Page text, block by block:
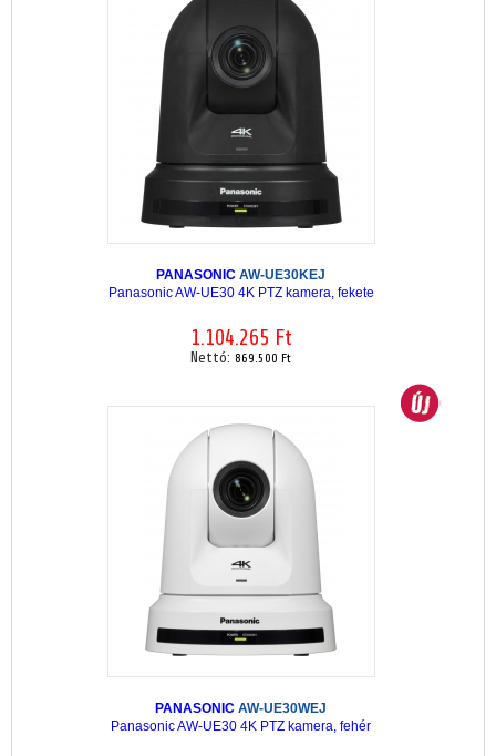
PANASONIC AW-UE30KEJ
Panasonic AW-UE30 4K PTZ kamera, fekete
1.104.265 Ft
Nettó: 869.500 Ft
PANASONIC AW-UE30WEJ
Panasonic AW-UE30 4K PTZ kamera, fehér